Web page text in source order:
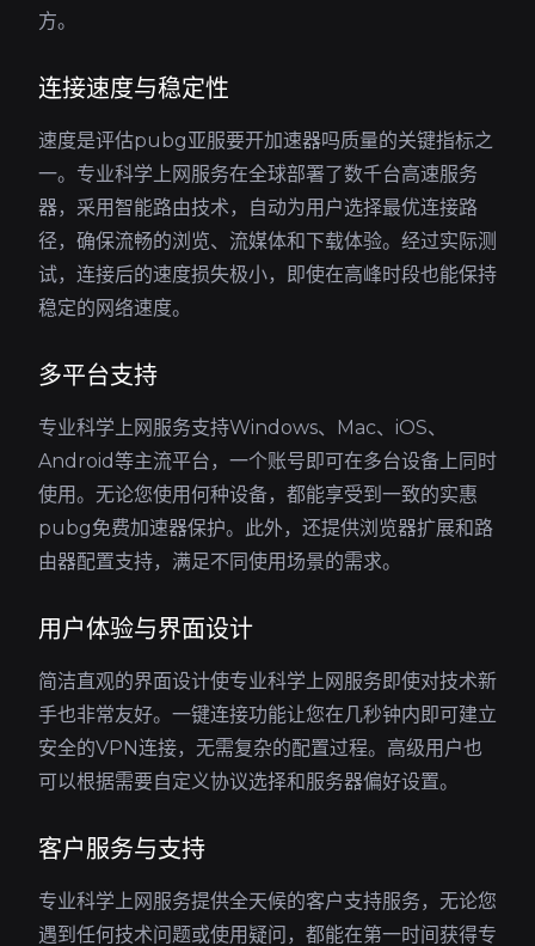
方。
连接速度与稳定性
速度是评估pubg亚服要开加速器吗质量的关键指标之
一。专业科学上网服务在全球部署了数千台高速服务
器，采用智能路由技术，自动为用户选择最优连接路
径，确保流畅的浏览、流媒体和下载体验。经过实际测
试，连接后的速度损失极小，即使在高峰时段也能保持
稳定的网络速度。
多平台支持
专业科学上网服务支持Windows、Mac、iOS、
Android等主流平台，一个账号即可在多台设备上同时
使用。无论您使用何种设备，都能享受到一致的实惠
pubg免费加速器保护。此外，还提供浏览器扩展和路
由器配置支持，满足不同使用场景的需求。
用户体验与界面设计
简洁直观的界面设计使专业科学上网服务即使对技术新
手也非常友好。一键连接功能让您在几秒钟内即可建立
安全的VPN连接，无需复杂的配置过程。高级用户也
可以根据需要自定义协议选择和服务器偏好设置。
客户服务与支持
专业科学上网服务提供全天候的客户支持服务，无论您
遇到任何技术问题或使用疑问，都能在第一时间获得专